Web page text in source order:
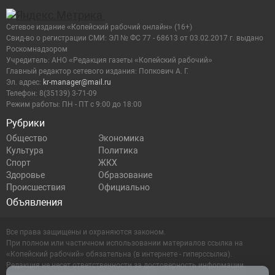
Рубрики
Общество
Экономика
Культура
Политика
Спорт
ЖКХ
Здоровье
Образование
Происшествия
Официально
Объявления
Сетевое издание «Копейский рабочий онлайн» (16+)
Cвид-во о регистрации СМИ: ЭЛ № ФС 77 - 68613 от 03.02.2017 г. выдано
Роскомнадзором
Учредитель: АНО «Редакция газеты «Копейский рабочий»
Главный редактор сетевого издания: Попкович А. Г.
Эл. адрес: kr-manager@mail.ru
Телефон: 8(35139) 3-71-09
Режим работы: ПН - ПТ с 9:00 до 18:00
Все права защищены и охраняются законом.
При полном или частичном использовании материалов ссылка на
«Копейский рабочий» обязательна (в интернете - гиперссылка).
Редакция не несет ответственности за достоверность информации,